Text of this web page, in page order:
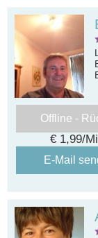
Offline -
€ 1,99/
E-Mail